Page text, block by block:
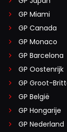
GP Miami
GP Canada
GP Monaco
GP Barcelona
GP Oostenrijk
GP Groot-
GP België
GP Hongarije
GP Nederland